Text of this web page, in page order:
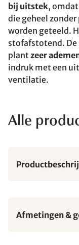
bij uitstek,
die geheel
worden geteeld.
stofafstotend. De
plantzeer
indruk met een
ventilatie.
Alle
Afmetingen &